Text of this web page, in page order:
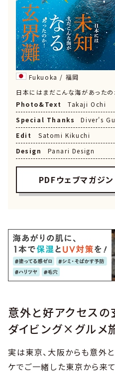
Fukuoka / 福岡
日本にはまだこんな海があったの
Photo&Text
Takaji Ochi
Special Thanks
Diver's
Edit
Satomi Kikuchi
Design
Panari Design
PDFウェブマガジ
意外と好アクセスの
ダイビング×グルメ
実は東京、大阪からも意外
ケでご一緒した東京から来